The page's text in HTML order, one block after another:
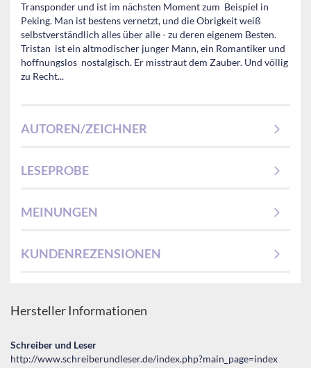
Transponder und ist im nächsten Moment zum Beispiel in
Peking. Man ist bestens vernetzt, und die Obrigkeit weiß
selbstverständlich alles über alle - zu deren eigenem Besten.
Tristan ist ein altmodischer junger Mann, ein Romantiker und
hoffnungslos nostalgisch. Er misstraut dem Zauber. Und völlig
zu Recht...
AUTOREN/ZEICHNER
LESEPROBE
MEINUNGEN
KUNDENREZENSIONEN
Hersteller Informationen
Schreiber und Leser
http://www.schreiberundleser.de/index.php?main_page=index